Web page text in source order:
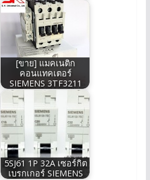
[ขาย] แมคเนติก
คอนแทคเตอร์
SIEMENS 3TF3211
5SJ61 1P 32A เซอร์กิต
เบรกเกอร์ SIEMENS